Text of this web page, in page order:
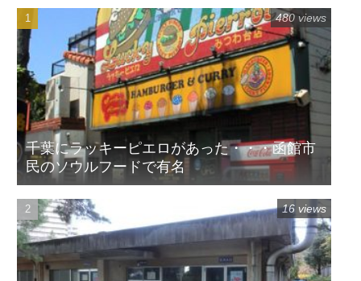
千葉にラッキーピエロがあった・・・函館市
民のソウルフードで有名
480 views
16 views